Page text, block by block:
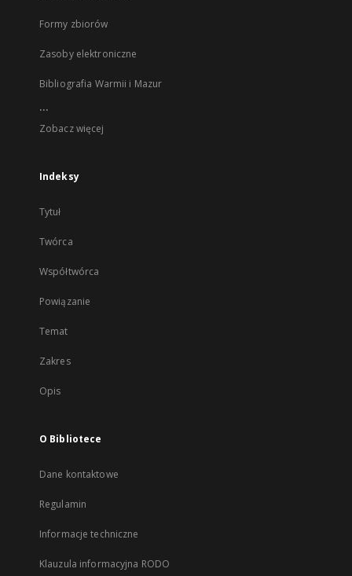
Formy zbiorów
Zasoby elektroniczne
Bibliografia Warmii i Mazur
...
Zobacz więcej
Indeksy
Tytuł
Twórca
Współtwórca
Powiązanie
Temat
Zakres
Opis
O Bibliotece
Dane kontaktowe
Regulamin
Informacje techniczne
Klauzula informacyjna RODO